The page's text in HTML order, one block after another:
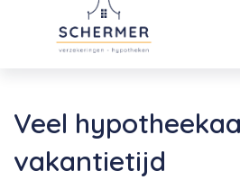
Veel
vakantietijd